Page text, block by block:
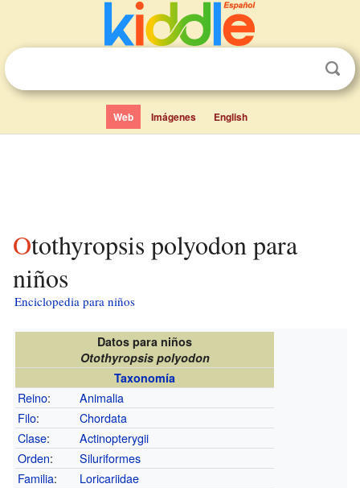
Web Imágenes English
Otothyropsis polyodon para
niños
Enciclopedia para niños
Datos para niños
Otothyropsis polyodon
Taxonomía
Reino:
Animalia
Filo:
Chordata
Clase:
Actinopterygii
Orden:
Siluriformes
Familia:
Loricariidae